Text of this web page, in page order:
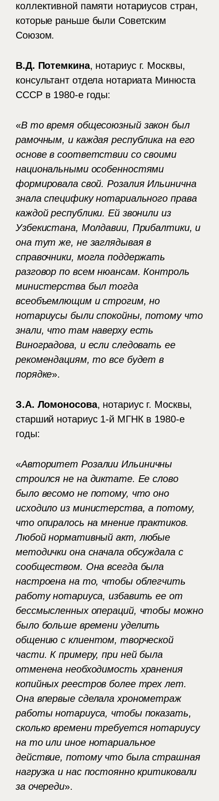
коллективной памяти нотариусов стран,
которые раньше были Советским
Союзом.
В.Д. Потемкина, нотариус г. Москвы,
консультант отдела нотариата Минюста
СССР в 1980-е годы:
«В то время общесоюзный закон был
рамочным, и каждая республика на его
основе в соответствии со своими
национальными особенностями
формировала свой. Розалия Ильинична
знала специфику нотариального права
каждой республики. Ей звонили из
Узбекистана, Молдавии, Прибалтики, и
она тут же, не заглядывая в
справочники, могла поддержать
разговор по всем нюансам. Контроль
министерства был тогда
всеобъемлющим и строгим, но
нотариусы были спокойны, потому что
знали, что там наверху есть
Виноградова, и если следовать ее
рекомендациям, то все будет в
порядке».
З.А. Ломоносова, нотариус г. Москвы,
старший нотариус 1-й МГНК в 1980-е
годы:
«Авторитет Розалии Ильиничны
строился не на диктате. Ее слово
было весомо не потому, что оно
исходило из министерства, а потому,
что опиралось на мнение практиков.
Любой нормативный акт, любые
методички она сначала обсуждала с
сообществом. Она всегда была
настроена на то, чтобы облегчить
работу нотариуса, избавить ее от
бессмысленных операций, чтобы можно
было больше времени уделить
общению с клиентом, творческой
части. К примеру, при ней была
отменена необходимость хранения
копийных реестров более трех лет.
Она впервые сделала хронометраж
работы нотариуса, чтобы показать,
сколько времени требуется нотариусу
на то или иное нотариальное
действие, потому что была страшная
нагрузка и нас постоянно критиковали
за очереди».